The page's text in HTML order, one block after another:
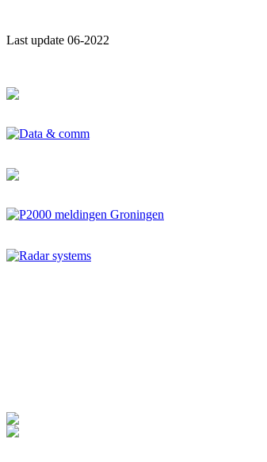
Last update 06-2022